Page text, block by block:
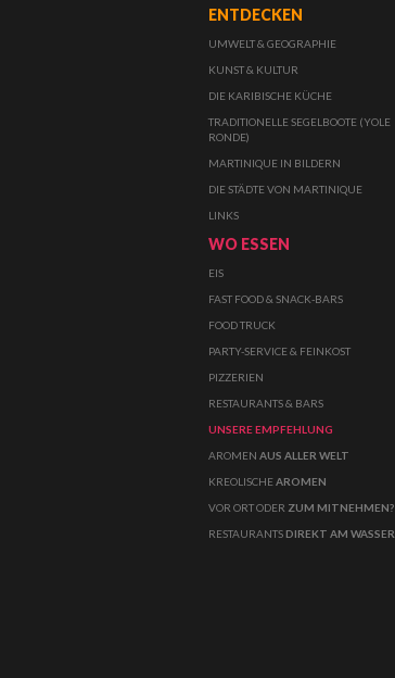
ENTDECKEN
UMWELT & GEOGRAPHIE
KUNST & KULTUR
DIE KARIBISCHE KÜCHE
TRADITIONELLE SEGELBOOTE (YOLE
RONDE)
MARTINIQUE IN BILDERN
DIE STÄDTE VON MARTINIQUE
LINKS
WO ESSEN
EIS
FAST FOOD & SNACK-BARS
FOOD TRUCK
PARTY-SERVICE & FEINKOST
PIZZERIEN
RESTAURANTS & BARS
UNSERE EMPFEHLUNG
AROMEN AUS ALLER WELT
KREOLISCHEAROMEN
VOR ORT ODER ZUM MITNEHMEN?
RESTAURANTS DIREKT AM WASSER